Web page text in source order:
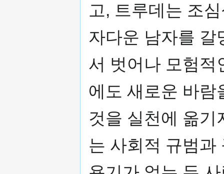
고, 트루데는 조
자다운 남자를 갈
서 벗어나 모험적
에도 새로운 바람
것을 실천에 옮기
는 사회적 규범과